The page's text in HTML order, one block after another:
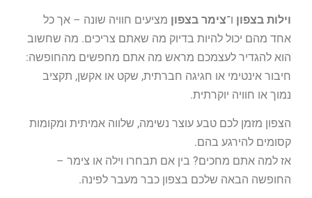
וילות בצפון ו־צימר בצפון מציעים חוויה שונה – אך כל
אחד מהם יכול להיות בדיוק מה שאתם צריכים. מה שחשוב
הוא להגדיר לעצמכם מראש מה אתם מחפשים מהחופשה:
חיבור אינטימי או חגיגה חברתית, שקט או אקשן, תקציב
נמוך או חוויה יוקרתית.
הצפון מזמן לכם טבע עוצר נשימה, שלווה אמיתית ומקומות
קסומים להירגע בהם.
אז למה אתם מחכים? בין אם תבחרו וילה או צימר –
החופשה הבאה שלכם בצפון כבר מעבר לפינה.